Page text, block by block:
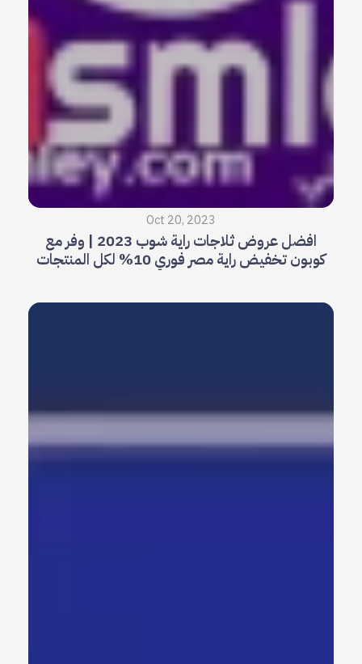
Oct 20, 2023
افضل عروض ثلاجات راية شوب 2023 | وفر مع
كوبون تخفيض راية مصر فوري 10% لكل المنتجات